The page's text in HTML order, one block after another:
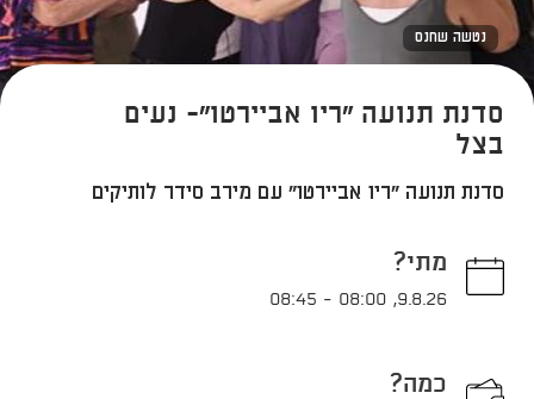
נטשה שחנס
סדנת תנועה "ריו אביירטו"- נעים
בצל
סדנת תנועה "ריו אביירטו" עם מירב סידר לותיקים
מתי?
9.8.26
,
08:00
-
08:45
כמה?